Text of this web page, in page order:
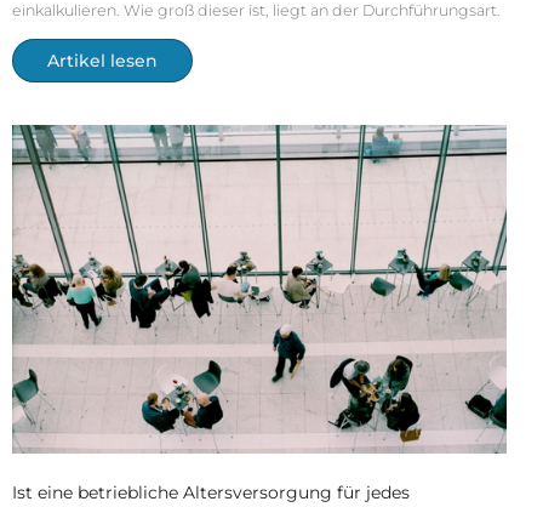
einkalkulieren. Wie groß dieser ist, liegt an der Durchführungsart.
Artikel lesen
Ist eine betriebliche Altersversorgung für jedes